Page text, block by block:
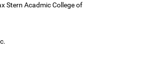
Stern Acadmic College of